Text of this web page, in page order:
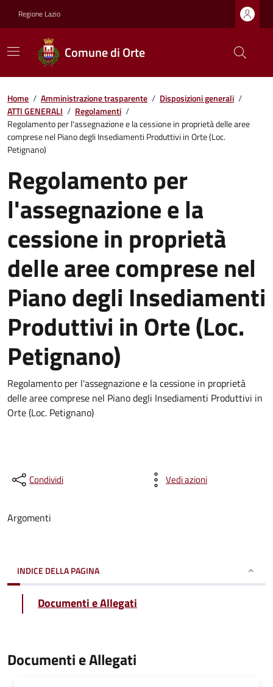
Regione Lazio
Comune di Orte
Home / Amministrazione trasparente / Disposizioni generali /
ATTI GENERALI / Regolamenti /
Regolamento per l'assegnazione e la cessione in proprietà delle aree
comprese nel Piano degli Insediamenti Produttivi in Orte (Loc.
Petignano)
Regolamento per
l'assegnazione e la
cessione in proprietà
delle aree comprese nel
Piano degli Insediamenti
Produttivi in Orte (Loc.
Petignano)
Regolamento per l'assegnazione e la cessione in proprietà
delle aree comprese nel Piano degli Insediamenti Produttivi in
Orte (Loc. Petignano)
Condividi Vedi azioni
Argomenti
INDICE DELLA PAGINA
Documenti e Allegati
Documenti e Allegati